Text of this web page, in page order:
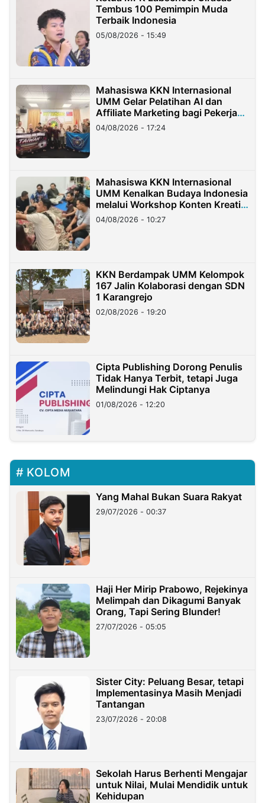
Tembus 100 Pemimpin Muda
Terbaik Indonesia
05/08/2026 - 15:49
Mahasiswa KKN Internasional
UMM Gelar Pelatihan AI dan
Affiliate Marketing bagi Pekerja
Migran Indonesia di Taiwan
04/08/2026 - 17:24
Mahasiswa KKN Internasional
UMM Kenalkan Budaya Indonesia
melalui Workshop Konten Kreatif
di Taiwan
04/08/2026 - 10:27
KKN Berdampak UMM Kelompok
167 Jalin Kolaborasi dengan SDN
1 Karangrejo
02/08/2026 - 19:20
Cipta Publishing Dorong Penulis
Tidak Hanya Terbit, tetapi Juga
Melindungi Hak Ciptanya
01/08/2026 - 12:20
KOLOM
Yang Mahal Bukan Suara Rakyat
29/07/2026 - 00:37
Haji Her Mirip Prabowo, Rejekinya
Melimpah dan Dikagumi Banyak
Orang, Tapi Sering Blunder!
27/07/2026 - 05:05
Sister City: Peluang Besar, tetapi
Implementasinya Masih Menjadi
Tantangan
23/07/2026 - 20:08
Sekolah Harus Berhenti Mengajar
untuk Nilai, Mulai Mendidik untuk
Kehidupan